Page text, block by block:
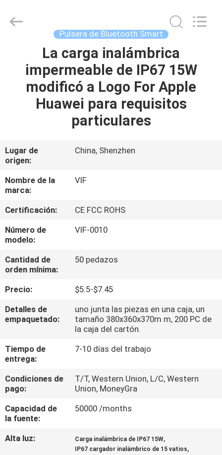
HOGAR
PRODUCTOS
NOSOTROS
VIAJE
DE
LA
FÁBRICA
CONTROL
DE
ÉNTRENOS
EN
CONTACTO
CON
PIDA
UNA
Technology
Pulsera de Bluetooth Smart
La carga inalámbrica
impermeable de IP67 15W
modificó a Logo For Apple
Huawei para requisitos
particulares
Lugar de
origen:
China, Shenzhen
Nombre de la
marca:
VIF
Certificación:
CE FCC ROHS
Número de
modelo:
VIF-0010
Cantidad de
orden mínima:
50 pedazos
Precio:
$5.5-$7.45
Detalles de
empaquetado:
uno junta las piezas en una caja, un
tamaño 380x360x370m m, 200 PC de
la caja del cartón.
Tiempo de
entrega:
7-10 días del trabajo
Condiciones de
pago:
T/T, Western Union, L/C, Western
Union, MoneyGra
Capacidad de
la fuente:
50000 /months
Alta luz: Carga inalámbrica de IP67 15W,
IP67 cargador inalámbrico de 15 vatios,